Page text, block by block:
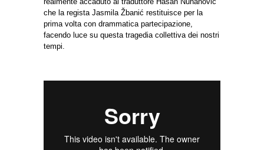
che la regista Jasmila Žbanić restituisce per la
prima volta con drammatica partecipazione,
facendo luce su questa tragedia collettiva dei nostri
tempi.